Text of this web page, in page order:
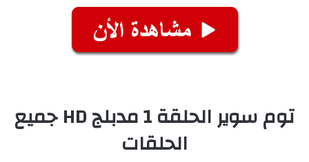
توم سوير الحلقة 1 مدبلج HD جميع
الحلقات